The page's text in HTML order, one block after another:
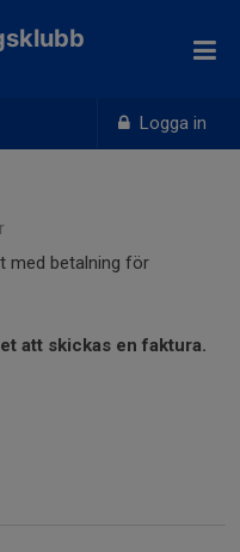
Logga in
med betalning för
att skickas en faktura.